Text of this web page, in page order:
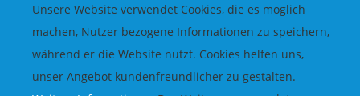
Unsere Website verwendet Cookies, die es möglich
machen, Nutzer bezogene Informationen zu speichern,
während er die Website nutzt. Cookies helfen uns,
unser Angebot kundenfreundlicher zu gestalten.